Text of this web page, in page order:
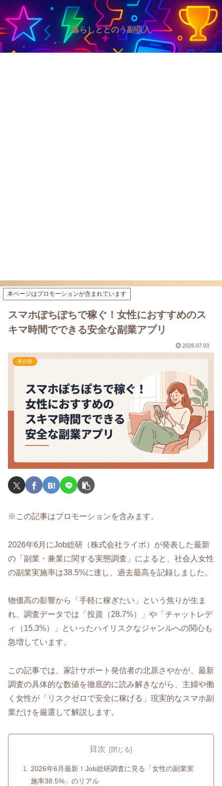
暮らしととのう副収入
本ページはプロモーションが含まれています
スマホぽちぽちで稼ぐ！女性におすすめのス
キマ時間でできる安全な副業アプリ
2026.07.03
未分類
※この記事はプロモーションを含みます。
2026年6月にJob総研（株式会社ライボ）が発表した最新
の「副業・兼業に関する実態調査」によると、社会人女性
の副業実施率は38.5%に達し、過去最高を記録しました。
物価高の影響から「手軽に稼ぎたい」という焦りが生ま
れ、調査データでは「投資（28.7%）」や「チャットレデ
ィ（15.3%）」といったハイリスクなジャンルへの関心も
急増しています。
この記事では、家計サポート発信者の北原さやかが、最新
調査の具体的な数値を徹底的に読み解きながら、主婦や働
く女性が「リスクゼロで安全に稼げる」現実的なスマホ副
業だけを厳選して解説します。
目次
2026年6月最新！Job総研調査に見る「女性の副業実
施率38.5%」のリアル